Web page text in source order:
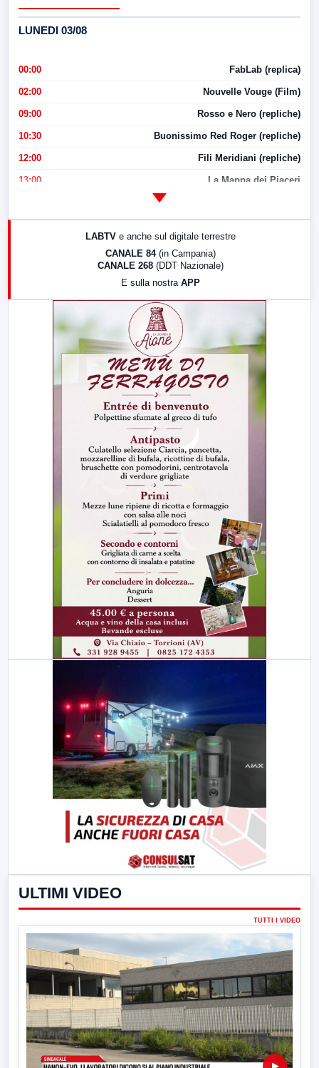
LUNEDI 03/08
00:00 FabLab (replica)
02:00 Nouvelle Vouge (Film)
09:00 Rosso e Nero (repliche)
10:30 Buonissimo Red Roger (repliche)
12:00 Fili Meridiani (repliche)
13:00 La Mappa dei Piaceri
LABTV e anche sul digitale terrestre
CANALE 84 (in Campania)
CANALE 268 (DDT Nazionale)
E sulla nostra APP
ULTIMI VIDEO
TUTTI I VIDEO
▶